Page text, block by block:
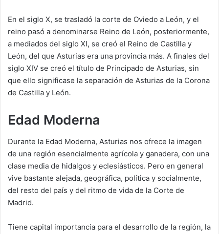
En el siglo X, se trasladó la corte de Oviedo a León, y el
reino pasó a denominarse Reino de León, posteriormente,
a mediados del siglo XI, se creó el Reino de Castilla y
León, del que Asturias era una provincia más. A finales del
siglo XIV se creó el título de Principado de Asturias, sin
que ello significase la separación de Asturias de la Corona
de Castilla y León.
Edad Moderna
Durante la Edad Moderna, Asturias nos ofrece la imagen
de una región esencialmente agrícola y ganadera, con una
clase media de hidalgos y eclesiásticos. Pero en general
vive bastante alejada, geográfica, política y socialmente,
del resto del país y del ritmo de vida de la Corte de
Madrid.
Tiene capital importancia para el desarrollo de la región, la